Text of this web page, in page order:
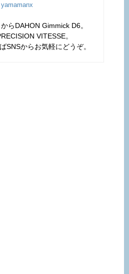
yamamanx
らDAHON Gimmick D6。
VITESSE。
SNSからお気軽にどうぞ。